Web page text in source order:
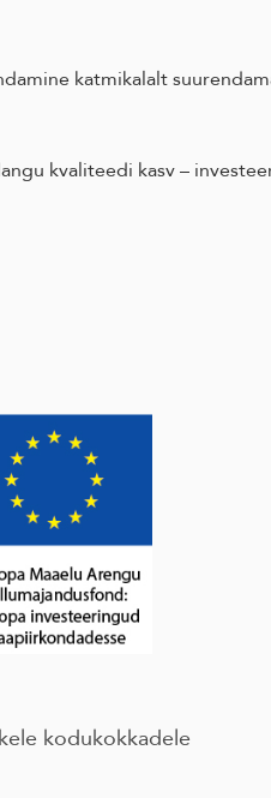
katmikalalt
kvaliteedi kasv –
kodukokkadele